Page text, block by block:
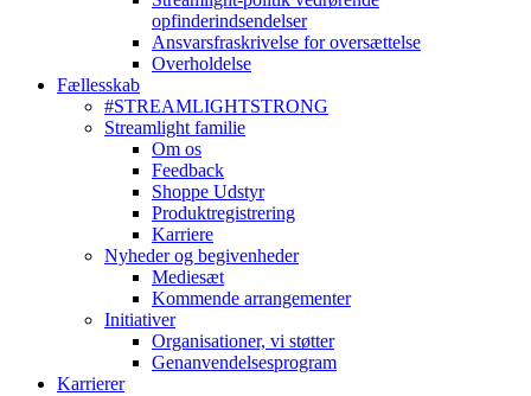
opfinderindsendelser
Ansvarsfraskrivelse for oversættelse
Overholdelse
Fællesskab
#STREAMLIGHTSTRONG
Streamlight familie
Om os
Feedback
Shoppe Udstyr
Produktregistrering
Karriere
Nyheder og begivenheder
Mediesæt
Kommende arrangementer
Initiativer
Organisationer, vi støtter
Genanvendelsesprogram
Karrierer